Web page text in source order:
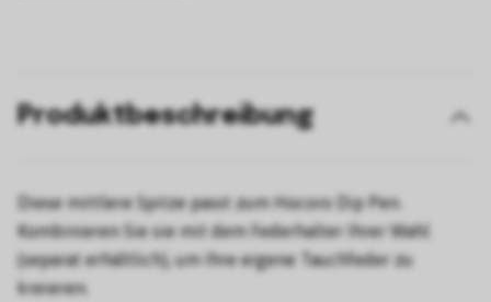
Produktbeschreibung
Diese mittlere Spitze passt zum Hocoro Dip Pen.
Kombinieren Sie sie mit dem Federhalter Ihrer Wahl
(separat erhältlich), um Ihre eigene Tauchfeder zu
kreieren.